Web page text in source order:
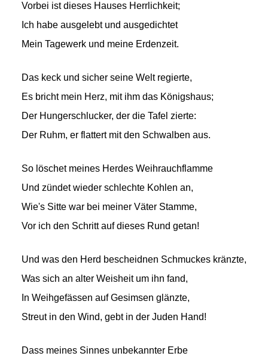
Vorbei ist dieses Hauses Herrlichkeit;
Ich habe ausgelebt und ausgedichtet
Mein Tagewerk und meine Erdenzeit.
Das keck und sicher seine Welt regierte,
Es bricht mein Herz, mit ihm das Königshaus;
Der Hungerschlucker, der die Tafel zierte:
Der Ruhm, er flattert mit den Schwalben aus.
So löschet meines Herdes Weihrauchflamme
Und zündet wieder schlechte Kohlen an,
Wie's Sitte war bei meiner Väter Stamme,
Vor ich den Schritt auf dieses Rund getan!
Und was den Herd bescheidnen Schmuckes kränzte,
Was sich an alter Weisheit um ihn fand,
In Weihgefässen auf Gesimsen glänzte,
Streut in den Wind, gebt in der Juden Hand!
Dass meines Sinnes unbekannter Erbe